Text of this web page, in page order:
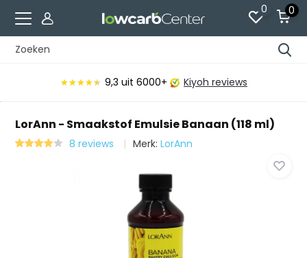
0 0
★★★★★
★★★★★ 9,3 uit 6000+ Kiyoh reviews
LorAnn - Smaakstof Emulsie Banaan (118 ml)
8 reviews Merk:LorAnn